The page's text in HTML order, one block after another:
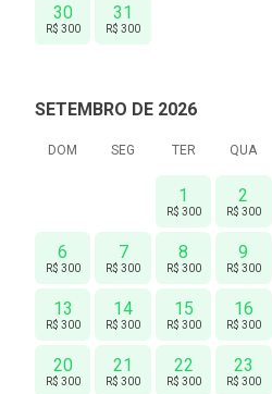
30
R$ 300
31
R$ 300
SETEMBRO DE 2026
DOM SEG TER QUA
1
R$ 300
2
R$ 300
6
R$ 300
7
R$ 300
8
R$ 300
9
R$ 300
13
R$ 300
14
R$ 300
15
R$ 300
16
R$ 300
20
R$ 300
21
R$ 300
22
R$ 300
23
R$ 300